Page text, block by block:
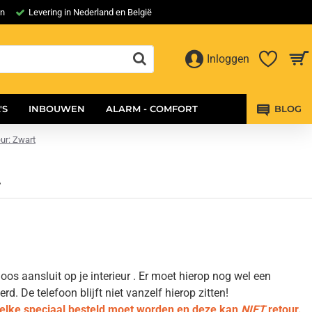
Levering in Nederland en België
Inloggen
INBOUWEN ALARM - COMFORT BLOG
Zwart
aansluit op je interieur . Er moet hierop nog wel een
De telefoon blijft niet vanzelf hierop zitten!